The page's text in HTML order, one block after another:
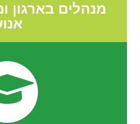
מנהלים בארגון